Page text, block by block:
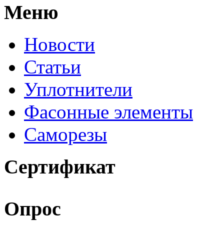
Меню
Новости
Статьи
Уплотнители
Фасонные элементы
Саморезы
Сертификат
Опрос